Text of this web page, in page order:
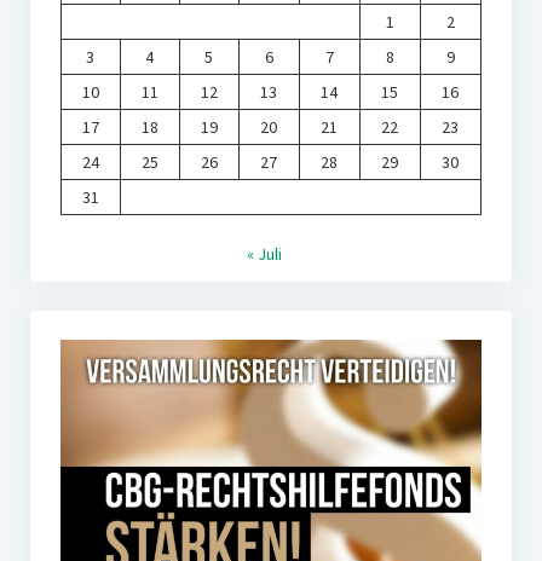
1
2
3
4 5 6 7 8
9
10
11 12 13 14 15
16
17
18 19 20 21 22
23
24
25 26 27 28 29
30
31
« Juli